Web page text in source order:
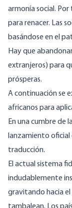
armonía social.
para renacer. Las
basándose enel
Hay que
extranjeros) para
prósperas.
A continuación se
africanos para
En una cumbre de
lanzamiento oficial
traducción.
El actual sistema
indudablemente
gravitando hacia el